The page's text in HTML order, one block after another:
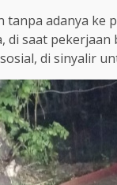
tanpa adanya ke
di saat
di sinyalir